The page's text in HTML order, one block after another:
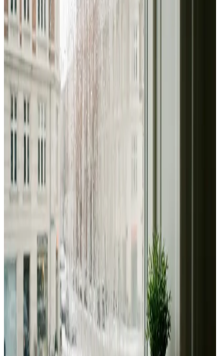
Alle ventilationsmærker
Fast pris uden overraskelser